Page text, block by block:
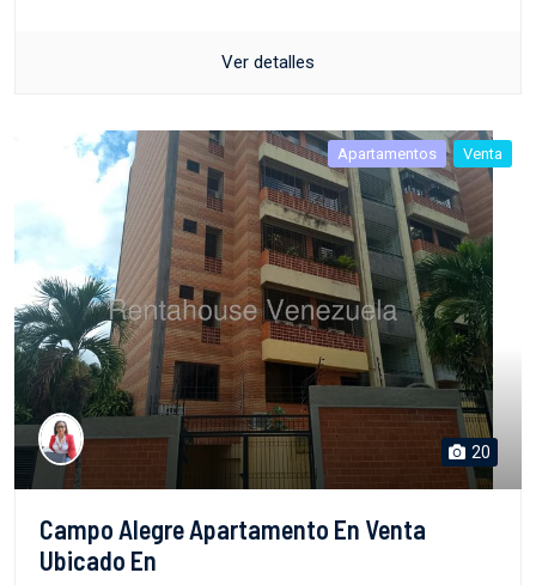
Ver detalles
Apartamentos Venta
20
Campo Alegre Apartamento En Venta
Ubicado En